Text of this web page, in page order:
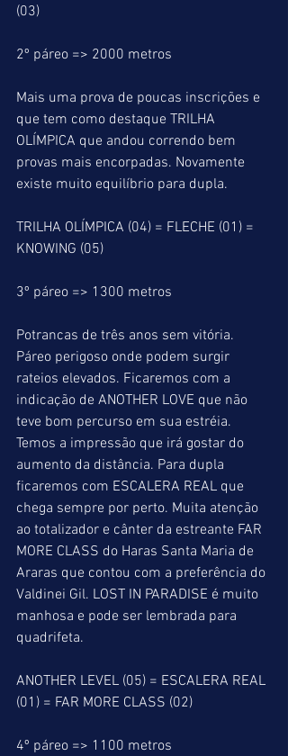
(03)
2º páreo => 2000 metros
Mais uma prova de poucas inscrições e
que tem como destaque TRILHA
OLÍMPICA que andou correndo bem
provas mais encorpadas. Novamente
existe muito equilíbrio para dupla.
TRILHA OLÍMPICA (04) = FLECHE (01) =
KNOWING (05)
3º páreo => 1300 metros
Potrancas de três anos sem vitória.
Páreo perigoso onde podem surgir
rateios elevados. Ficaremos com a
indicação de ANOTHER LOVE que não
teve bom percurso em sua estréia.
Temos a impressão que irá gostar do
aumento da distância. Para dupla
ficaremos com ESCALERA REAL que
chega sempre por perto. Muita atenção
ao totalizador e cânter da estreante FAR
MORE CLASS do Haras Santa Maria de
Araras que contou com a preferência do
Valdinei Gil. LOST IN PARADISE é muito
manhosa e pode ser lembrada para
quadrifeta.
ANOTHER LEVEL (05) = ESCALERA REAL
(01) = FAR MORE CLASS (02)
4º páreo => 1100 metros